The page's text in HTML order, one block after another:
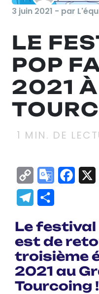
3 juin 2021 - par
LE
POP
2021 À
1 MIN. DE
Copy
Link
Google
Telegram
Le festival
est de
troisième
2021 au
Tourcoing !